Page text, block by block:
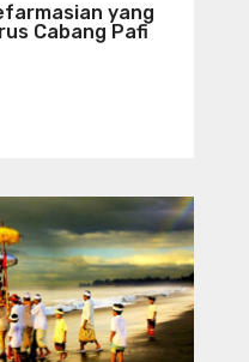
yang
Cabang Pafi